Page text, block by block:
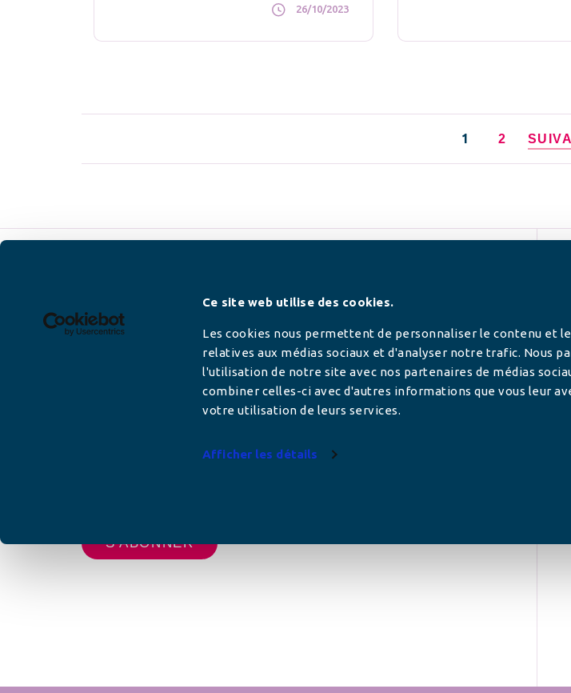
Ce site web utilise des cookies.
Les cookies nous permettent de personnaliser le contenu et
relatives aux médias sociaux et d'analyser notre trafic. Nous
l'utilisation de notre site avec nos partenaires de médias
combiner celles-ci avec d'autres informations que vous leur
votre utilisation de leurs services.
Afficher les détails
26/10/2023
1 2
Newsletter